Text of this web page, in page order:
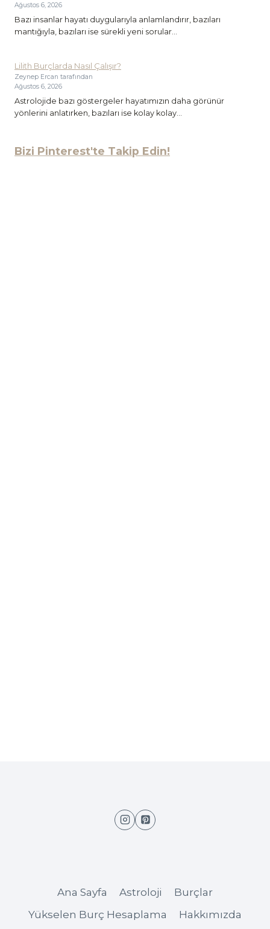
Ağustos 6, 2026
Bazı insanlar hayatı duygularıyla anlamlandırır, bazıları
mantığıyla, bazıları ise sürekli yeni sorular...
Lilith Burçlarda Nasıl Çalışır?
Zeynep Ercan tarafından
Ağustos 6, 2026
Astrolojide bazı göstergeler hayatımızın daha görünür
yönlerini anlatırken, bazıları ise kolay kolay...
Bizi Pinterest'te Takip Edin!
Ana Sayfa Astroloji
Burçlar
Yükselen Burç Hesaplama
Hakkımızda